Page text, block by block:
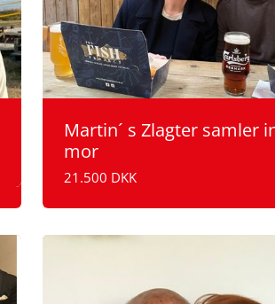
Martin´ s Zlagter samler
mor
21.500 DKK